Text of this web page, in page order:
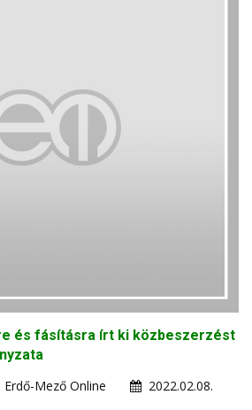
és fásításra írt ki közbeszerzést
Erdő-Mező Online
2022.02.08.